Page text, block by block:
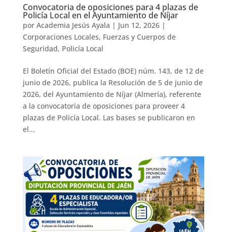
Convocatoria de oposiciones para 4 plazas de
Policía Local en el Ayuntamiento de Níjar
por Academia Jesús Ayala | Jun 12, 2026|
Corporaciones Locales, Fuerzas y Cuerpos de
Seguridad, Policía Local
El Boletín Oficial del Estado (BOE) núm. 143, de 12 de
junio de 2026, publica la Resolución de 5 de junio de
2026, del Ayuntamiento de Níjar (Almería), referente
a la convocatoria de oposiciones para proveer 4
plazas de Policía Local. Las bases se publicaron en
el...